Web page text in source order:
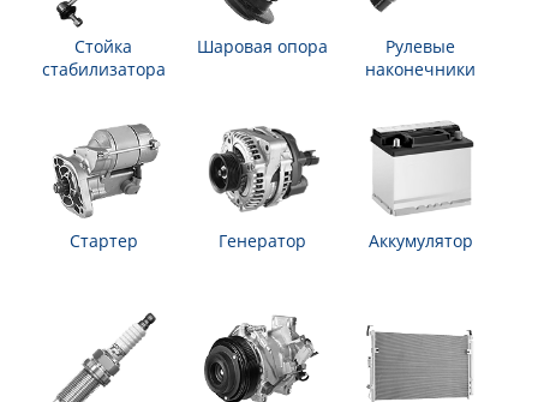
Стойка
стабилизатора
Шаровая опора
Рулевые
наконечники
Стартер Генератор Аккумулятор